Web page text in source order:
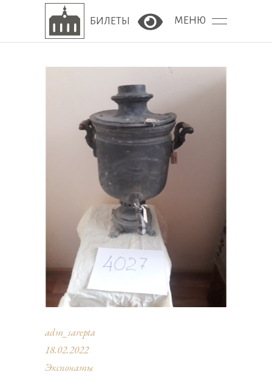
БИЛЕТЫ Версия сайта для
МЕНЮ
adm_sarepta
18.02.2022
Экспонаты